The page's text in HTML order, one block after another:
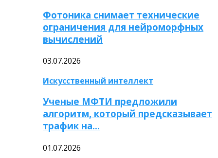
Фотоника снимает технические
ограничения для нейроморфных
вычислений
03.07.2026
Искусственный интеллект
Ученые МФТИ предложили
алгоритм, который предсказывает
трафик на…
01.07.2026